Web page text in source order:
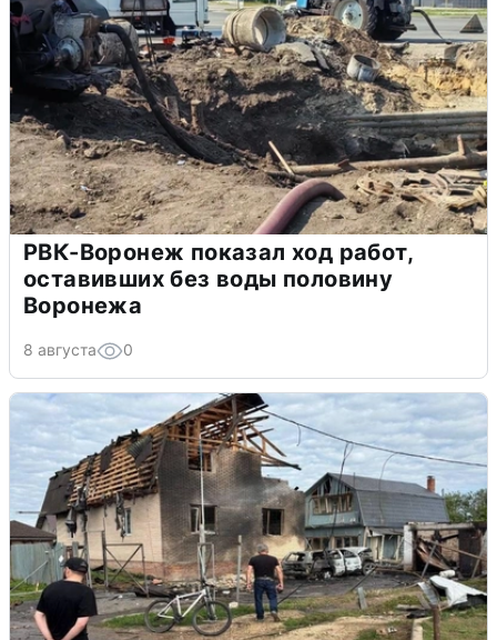
РВК-Воронеж показал ход работ,
оставивших без воды половину
Воронежа
8 августа 0